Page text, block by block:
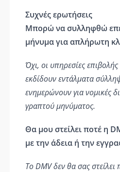
Συχνές ερωτήσεις
Μπορώ να συλληφθώ
μήνυμα για απλήρωτη
Όχι, οι υπηρεσίες
εκδίδουν εντάλματα
ενημερώνουν για νομικές
γραπτού μηνύματος.
Θα μου στείλει ποτέ η
με την άδεια ή την
Το DMV δεν θα σας